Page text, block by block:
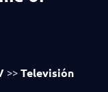
>> Televisión